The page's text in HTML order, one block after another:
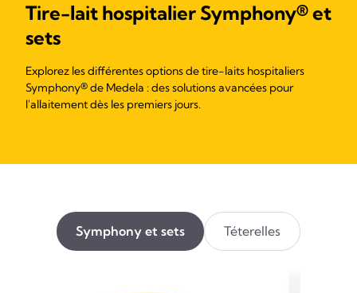
Tire-lait hospitalier Symphony® et
sets
Explorez les différentes options de tire-laits hospitaliers
Symphony® de Medela : des solutions avancées pour
l'allaitement dès les premiers jours.
Symphony et sets Téterelles